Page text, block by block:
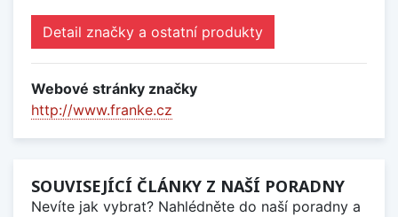
Detail značky a ostatní produkty
Webové stránky značky
http://www.franke.cz
SOUVISEJÍCÍ ČLÁNKY Z NAŠÍ PORADNY
Nevíte jak vybrat? Nahlédněte do naší poradny a